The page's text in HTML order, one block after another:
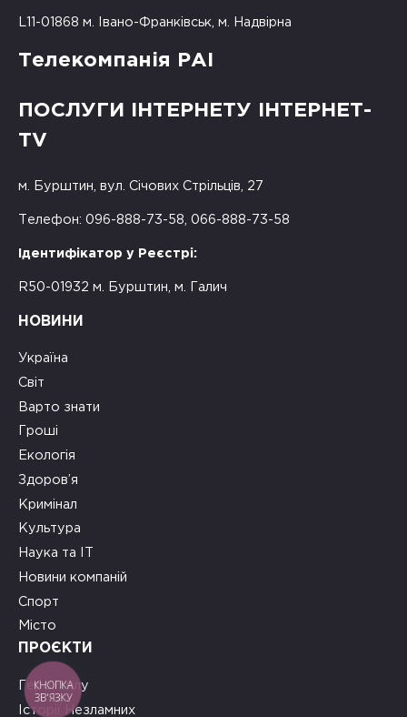
L11-01868 м. Івано-Франківськ, м. Надвірна
Телекомпанія РАІ
ПОСЛУГИ ІНТЕРНЕТУ ІНТЕРНЕТ-
TV
м. Бурштин, вул. Січових Стрільців, 27
Телефон: 096-888-73-58, 066-888-73-58
Ідентифікатор у Реєстрі:
R50-01932 м. Бурштин, м. Галич
НОВИНИ
Україна
Світ
Варто знати
Гроші
Екологія
Здоров’я
Кримінал
Культура
Наука та ІТ
Новини компаній
Спорт
Місто
ПРОЄКТИ
Герої тилу
Історії Незламних
КНОПКА
ЗВ'ЯЗКУ